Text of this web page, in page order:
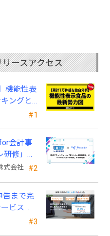
ースアクセス
#1
機能性表
ングと
#2
会計事
修」を
式会社
#3
告まで完
ビス